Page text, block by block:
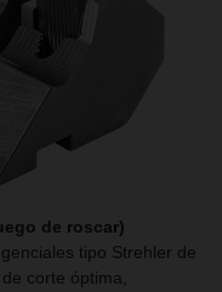
de roscar)
tipo Strehler de
corte óptima,